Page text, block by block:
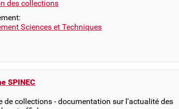
des collections
Sciences et Techniques
SPINEC
de collections - documentation sur l'actualité des